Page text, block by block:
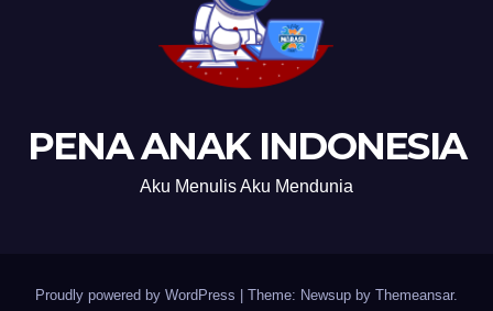
PENA ANAK INDONESIA
Aku Menulis Aku Mendunia
Proudly powered by WordPress | Theme: Newsup by Themeansar.